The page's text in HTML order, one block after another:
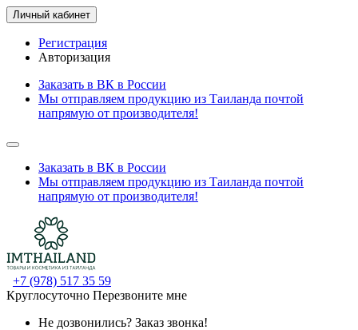
Личный кабинет
Регистрация
Авторизация
Заказать в ВК в России
Мы отправляем продукцию из Таиланда почтой
напрямую от производителя!
Заказать в ВК в России
Мы отправляем продукцию из Таиланда почтой
напрямую от производителя!
+7 (978) 517 35 59
Круглосуточно Перезвоните мне
Не дозвонились? Заказ звонка!